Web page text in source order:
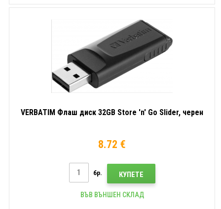
VERBATIM Флаш диск 32GB Store 'n' Go Slider, черен
8.72 €
бр. КУПЕТЕ
ВЪВ ВЪНШЕН СКЛАД